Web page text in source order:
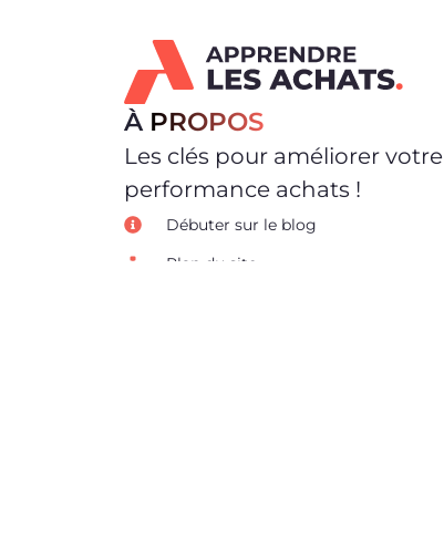
À PROPOS
Les clés pour améliorer votre
performance achats !
Débuter sur le blog
Plan du site